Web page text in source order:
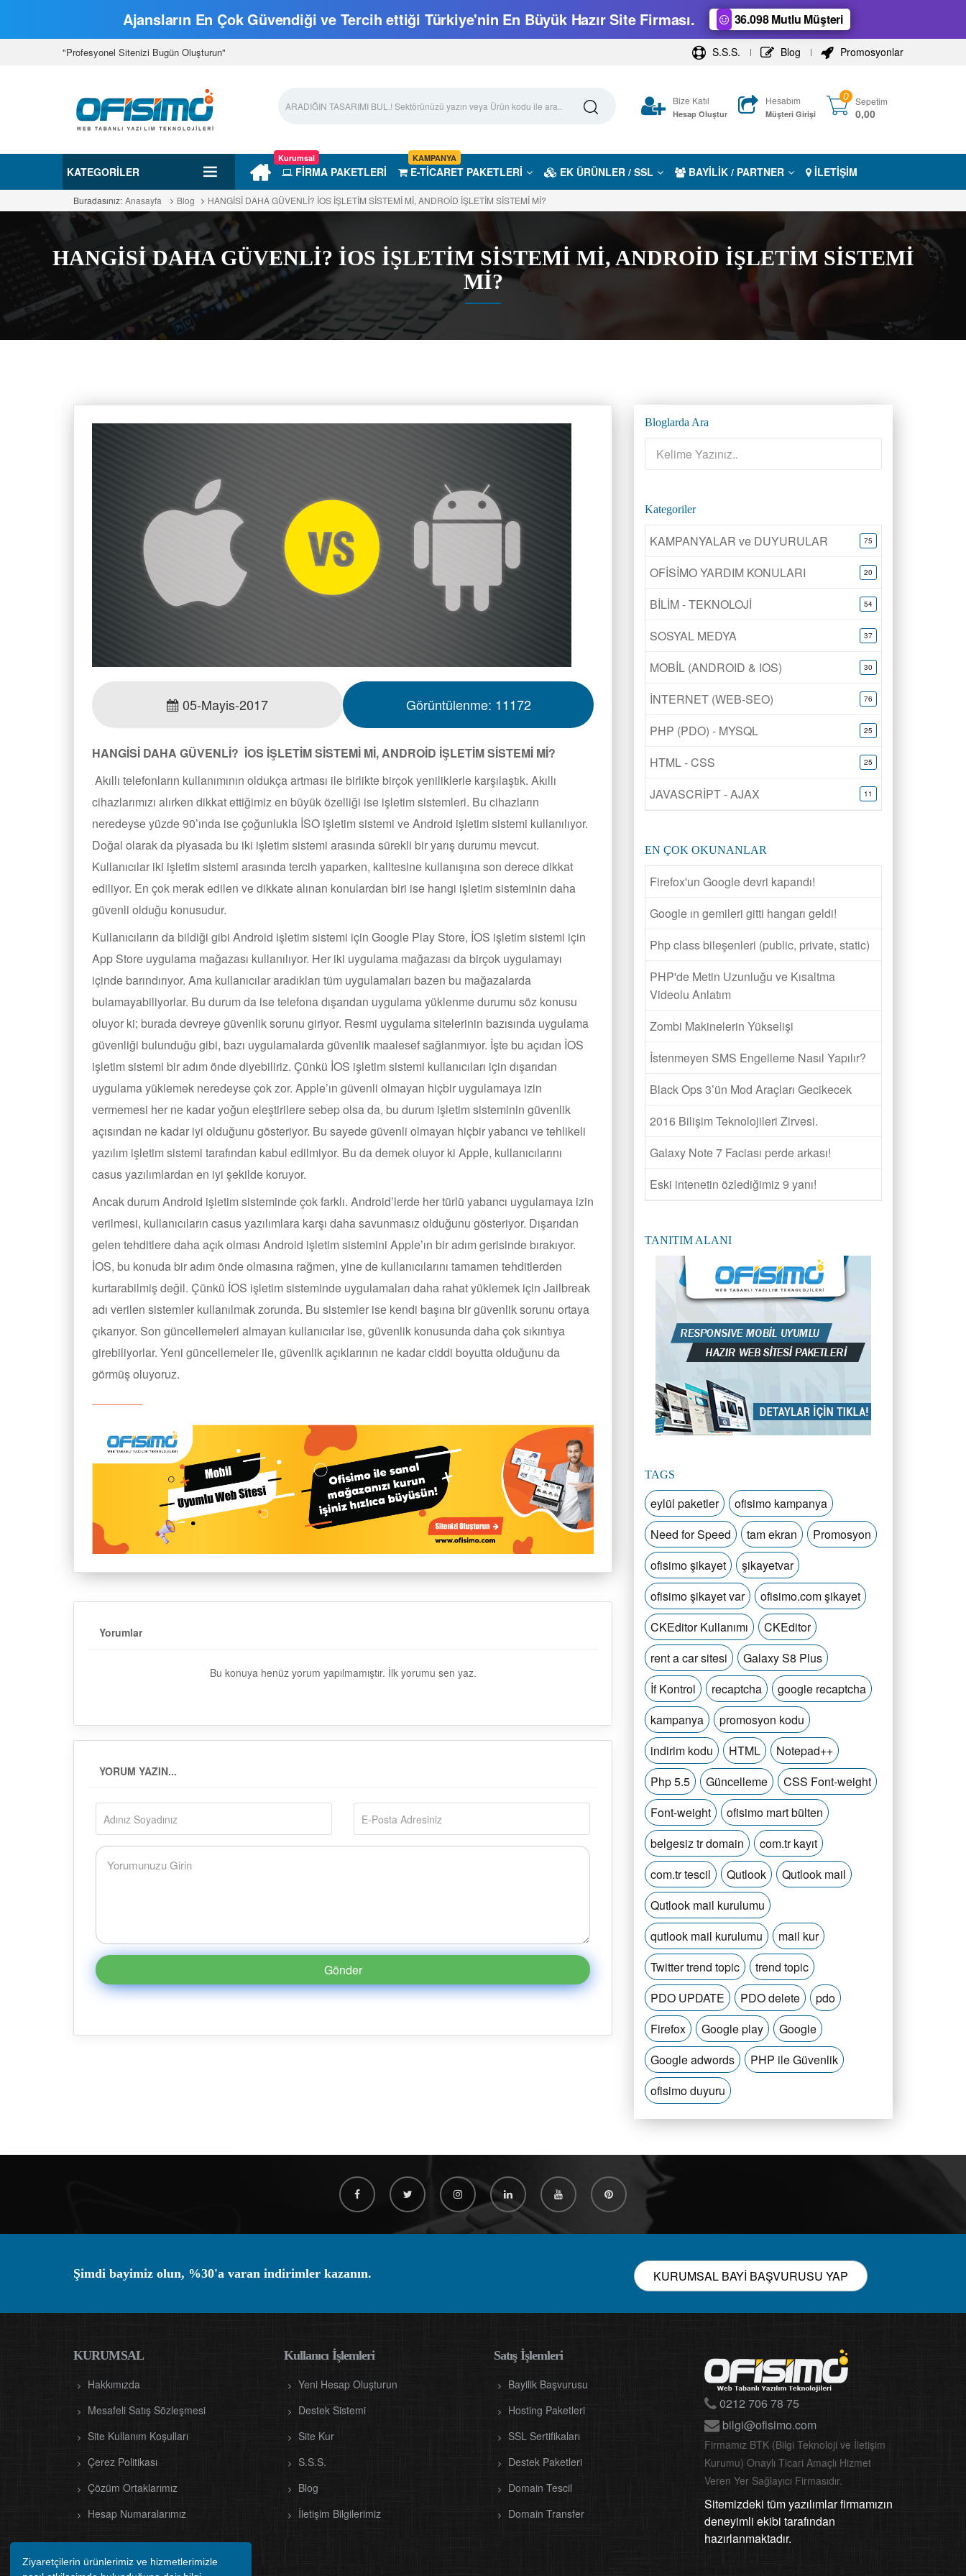
Ziyaretçilerin ürünlerimiz ve hizmetlerimizle
Ajansların En Çok Güvendiği ve Tercih ettiği Türkiye'nin En Büyük Hazır Site Firması. 36.098 Mutlu Müşteri
"Profesyonel Sitenizi Bugün Oluşturun" S.S.S. Blog Promosyonlar
Bize Katıl
Hesap Oluştur
Hesabım
Müşteri Girişi
0 Sepetim
0,00
KATEGORILER FİRMA PAKETLERİ
Kurumsal
E-TİCARET PAKETLERİ
KAMPANYA
EK ÜRÜNLER / SSL BAYİLİK / PARTNER İLETİŞİM
Buradasınız: Anasayfa Blog HANGİSİ DAHA GÜVENLİ? İOS İŞLETİM SİSTEMİ Mİ, ANDROİD İŞLETİM SİSTEMİ Mİ?
HANGİSİ DAHA GÜVENLİ? İOS İŞLETİM SİSTEMİ Mİ, ANDROİD İŞLETİM SİSTEMİ
Mİ?
05-Mayis-2017 Görüntülenme: 11172
HANGİSİ DAHA GÜVENLİ? İOS İŞLETİM SİSTEMİ Mİ, ANDROİD İŞLETİM SİSTEMİ Mİ?
Akıllı telefonların kullanımının oldukça artması ile birlikte birçok yeniliklerle karşılaştık. Akıllı
cihazlarımızı alırken dikkat ettiğimiz en büyük özelliği ise işletim sistemleri. Bu cihazların
neredeyse yüzde 90’ında ise çoğunlukla İSO işletim sistemi ve Android işletim sistemi kullanılıyor.
Doğal olarak da piyasada bu iki işletim sistemi arasında sürekli bir yarış durumu mevcut.
Kullanıcılar iki işletim sistemi arasında tercih yaparken, kalitesine kullanışına son derece dikkat
ediliyor. En çok merak edilen ve dikkate alınan konulardan biri ise hangi işletim sisteminin daha
güvenli olduğu konusudur.
Kullanıcıların da bildiği gibi Android işletim sistemi için Google Play Store, İOS işletim sistemi için
App Store uygulama mağazası kullanılıyor. Her iki uygulama mağazası da birçok uygulamayı
içinde barındırıyor. Ama kullanıcılar aradıkları tüm uygulamaları bazen bu mağazalarda
bulamayabiliyorlar. Bu durum da ise telefona dışarıdan uygulama yüklenme durumu söz konusu
oluyor ki; burada devreye güvenlik sorunu giriyor. Resmi uygulama sitelerinin bazısında uygulama
güvenliği bulunduğu gibi, bazı uygulamalarda güvenlik maalesef sağlanmıyor. İşte bu açıdan İOS
işletim sistemi bir adım önde diyebiliriz. Çünkü İOS işletim sistemi kullanıcıları için dışarıdan
uygulama yüklemek neredeyse çok zor. Apple’ın güvenli olmayan hiçbir uygulamaya izin
vermemesi her ne kadar yoğun eleştirilere sebep olsa da, bu durum işletim sisteminin güvenlik
açısından ne kadar iyi olduğunu gösteriyor. Bu sayede güvenli olmayan hiçbir yabancı ve tehlikeli
yazılım işletim sistemi tarafından kabul edilmiyor. Bu da demek oluyor ki Apple, kullanıcılarını
casus yazılımlardan en iyi şekilde koruyor.
Ancak durum Android işletim sisteminde çok farklı. Android’lerde her türlü yabancı uygulamaya izin
verilmesi, kullanıcıların casus yazılımlara karşı daha savunmasız olduğunu gösteriyor. Dışarıdan
gelen tehditlere daha açık olması Android işletim sistemini Apple’ın bir adım gerisinde bırakıyor.
İOS, bu konuda bir adım önde olmasına rağmen, yine de kullanıcılarını tamamen tehditlerden
kurtarabilmiş değil. Çünkü İOS işletim sisteminde uygulamaları daha rahat yüklemek için Jailbreak
adı verilen sistemler kullanılmak zorunda. Bu sistemler ise kendi başına bir güvenlik sorunu ortaya
çıkarıyor. Son güncellemeleri almayan kullanıcılar ise, güvenlik konusunda daha çok sıkıntıya
girebiliyorlar. Yeni güncellemeler ile, güvenlik açıklarının ne kadar ciddi boyutta olduğunu da
görmüş oluyoruz.
Yorumlar
Bu konuya henüz yorum yapılmamıştır. İlk yorumu sen yaz.
YORUM YAZIN...
Gönder
Bloglarda Ara
Kategoriler
KAMPANYALAR ve DUYURULAR 75
OFİSİMO YARDIM KONULARI 20
BİLİM - TEKNOLOJİ 54
SOSYAL MEDYA 37
MOBİL (ANDROID & IOS) 30
İNTERNET (WEB-SEO) 76
PHP (PDO) - MYSQL 25
HTML - CSS 25
JAVASCRİPT - AJAX 11
EN ÇOK OKUNANLAR
Firefox'un Google devri kapandı!
Google ın gemileri gitti hangarı geldi!
Php class bileşenleri (public, private, static)
PHP'de Metin Uzunluğu ve Kısaltma
Videolu Anlatım
Zombi Makinelerin Yükselişi
İstenmeyen SMS Engelleme Nasıl Yapılır?
Black Ops 3’ün Mod Araçları Gecikecek
2016 Bilişim Teknolojileri Zirvesi.
Galaxy Note 7 Faciası perde arkası!
Eski intenetin özlediğimiz 9 yanı!
TANITIM ALANI
TAGS
eylül paketler
ofisimo kampanya
Need for Speed
tam ekran
Promosyon
ofisimo şikayet
şikayetvar
ofisimo şikayet var
ofisimo.com şikayet
CKEditor Kullanımı
CKEditor
rent a car sitesi
Galaxy S8 Plus
İf Kontrol
recaptcha
google recaptcha
kampanya
promosyon kodu
indirim kodu
HTML
Notepad++
Php 5.5
Güncelleme
CSS Font-weight
Font-weight
ofisimo mart bülten
belgesiz tr domain
com.tr kayıt
com.tr tescil
Qutlook
Qutlook mail
Qutlook mail kurulumu
qutlook mail kurulumu
mail kur
Twitter trend topic
trend topic
PDO UPDATE
PDO delete
pdo
Firefox
Google play
Google
Google adwords
PHP ile Güvenlik
ofisimo duyuru
Şimdi bayimiz olun, %30'a varan indirimler kazanın. KURUMSAL BAYİ BAŞVURUSU YAP
KURUMSAL
Hakkımızda
Mesafeli Satış Sözleşmesi
Site Kullanım Koşulları
Çerez Politikası
Çözüm Ortaklarımız
Hesap Numaralarımız
Kullanıcı İşlemleri
Yeni Hesap Oluşturun
Destek Sistemi
Site Kur
S.S.S.
Blog
İletişim Bilgilerimiz
Satış İşlemleri
Bayilik Başvurusu
Hosting Paketleri
SSL Sertifikaları
Destek Paketleri
Domain Tescil
Domain Transfer
0212 706 78 75
bilgi@ofisimo.com
Firmamız BTK (Bilgi Teknoloji ve İletişim
Kurumu) Onaylı Ticari Amaçlı Hizmet
Veren Yer Sağlayıcı Firmasıdır.
Sitemizdeki tüm yazılımlar firmamızın
deneyimli ekibi tarafından
hazırlanmaktadır.